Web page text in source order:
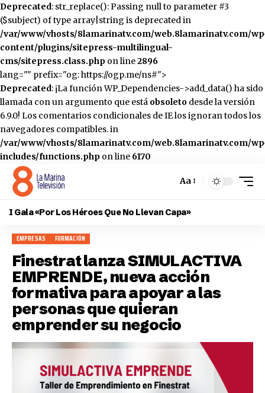
Deprecated: str_replace(): Passing null to parameter #3
($subject) of type array|string is deprecated in
/var/www/vhosts/8lamarinatv.com/web.8lamarinatv.com/
content/plugins/sitepress-multilingual-
cms/sitepress.class.php on line2896
lang="" prefix="og: https://ogp.me/ns#">
Deprecated: ¡La función WP_Dependencies->add_data() ha sido
llamada con un argumento que está obsoleto desde la versión
6.9.0! Los comentarios condicionales de IE los ignoran todos los
navegadores compatibles. in
/var/www/vhosts/8lamarinatv.com/web.8lamarinatv.com/
includes/functions.php on line 6170
Cambiar
tamaño
fuente
Aa
I Gala «Por Los Héroes Que No Llevan Capa»
EMPRESAS FORMACIÓN
Finestrat lanza SIMULACTIVA
EMPRENDE, nueva acción
formativa para apoyar a las
personas que quieran
emprender su negocio